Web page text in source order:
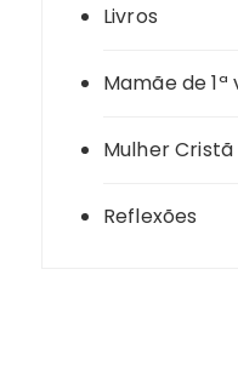
Livros
Mamãe de 1ª
Mulher Cristã
Reflexões